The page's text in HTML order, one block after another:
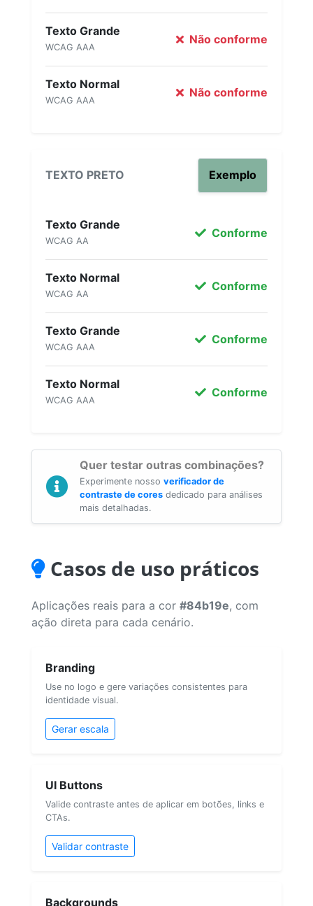
Texto Grande
WCAG AAA
Não conforme
Texto Normal
WCAG AAA
Não conforme
TEXTO PRETO Exemplo
Texto Grande
WCAG AA
Conforme
Texto Normal
WCAG AA
Conforme
Texto Grande
WCAG AAA
Conforme
Texto Normal
WCAG AAA
Conforme
Quer testar outras combinações?
Experimente nosso verificador de
contraste de cores dedicado para análises
mais detalhadas.
Casos de uso práticos
Aplicações reais para a cor #84b19e, com
ação direta para cada cenário.
Branding
Use no logo e gere variações consistentes para
identidade visual.
Gerar escala
UI Buttons
Valide contraste antes de aplicar em botões, links e
CTAs.
Validar contraste
Backgrounds